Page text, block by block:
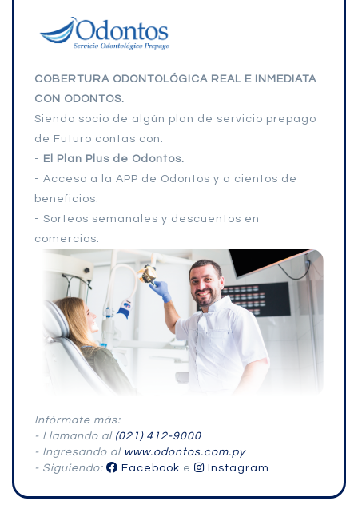
COBERTURA ODONTOLÓGICA REAL E INMEDIATA
CON ODONTOS.
Siendo socio de algún plan de servicio prepago
de Futuro contas con:
- El Plan Plus de Odontos.
- Acceso a la APP de Odontos y a cientos de
beneficios.
- Sorteos semanales y descuentos en
comercios.
Infórmate más:
- Llamando al (021) 412-9000
- Ingresando al www.odontos.com.py
- Siguiendo:
Facebook e Instagram